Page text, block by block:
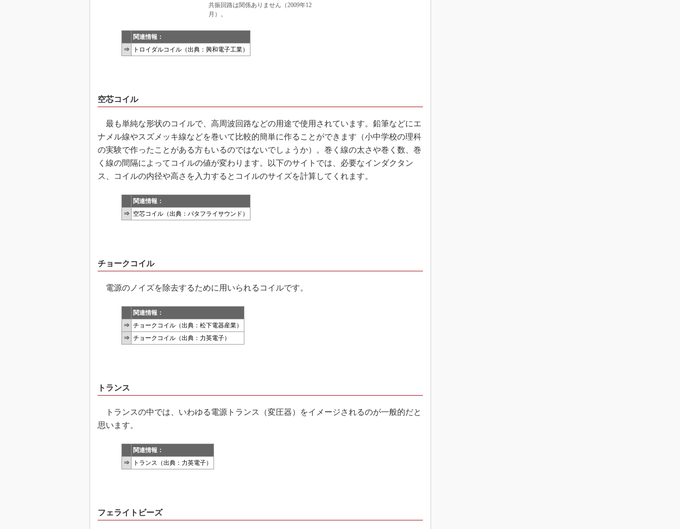
共振回路は関係ありません（2009年12
月）。
関連情報：
⇒
トロイダルコイル（出典：興和電子工業）
空芯コイル
最も単純な形状のコイルで、高周波回路などの用途で使用されています。鉛筆などにエ
ナメル線やスズメッキ線などを巻いて比較的簡単に作ることができます（小中学校の理科
の実験で作ったことがある方もいるのではないでしょうか）。巻く線の太さや巻く数、巻
く線の間隔によってコイルの値が変わります。以下のサイトでは、必要なインダクタン
ス、コイルの内径や高さを入力するとコイルのサイズを計算してくれます。
関連情報：
⇒
空芯コイル（出典：バタフライサウンド）
チョークコイル
電源のノイズを除去するために用いられるコイルです。
関連情報：
⇒ チョークコイル（出典：松下電器産業）
⇒ チョークコイル（出典：力英電子）
トランス
トランスの中では、いわゆる電源トランス（変圧器）をイメージされるのが一般的だと
思います。
関連情報：
⇒
トランス（出典：力英電子）
フェライトビーズ